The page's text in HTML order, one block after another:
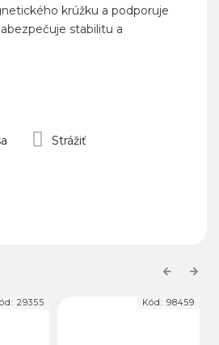
krúžku a podporuje
stabilitu a
Strážiť
Previous
98459 Kód:26088
Next